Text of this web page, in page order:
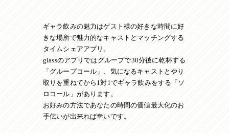
ギャラ飲みの魅力はゲスト様の好きな時間に好
きな場所で魅力的なキャストとマッチングする
タイムシェアアプリ。
glassのアプリではグループで30分後に乾杯する
「グループコール」、気になるキャストとやり
取りを重ねてから1対1でギャラ飲みをする「ソ
ロコール」があります。
お好みの方法であなたの時間の価値最大化のお
手伝いが出来れば幸いです。